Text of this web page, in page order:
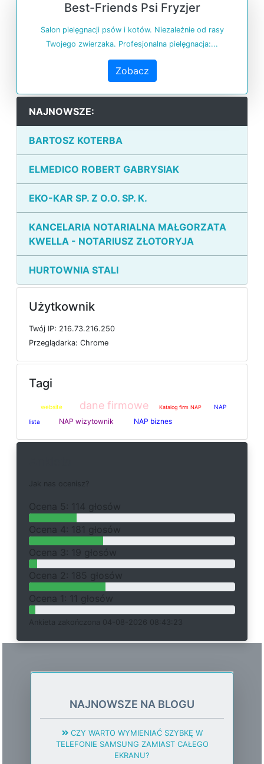
Best-Friends Psi Fryzjer
Salon pielęgnacji psów i kotów. Niezależnie od rasy
Twojego zwierzaka. Profesjonalna pielęgnacja:...
Zobacz
NAJNOWSZE:
BARTOSZ KOTERBA
ELMEDICO ROBERT GABRYSIAK
EKO-KAR SP. Z O.O. SP. K.
KANCELARIA NOTARIALNA MAŁGORZATA
KWELLA - NOTARIUSZ ZŁOTORYJA
HURTOWNIA STALI
Użytkownik
Twój IP: 216.73.216.250
Przeglądarka: Chrome
Tagi
website dane firmowe Katalog firm NAP NAP
lista NAP wizytownik NAP biznes
a a
O
a 5: 114 głosów
O
a 4: 181 głosów
O
a 3: 19 głosów
O
a 2: 185 głosów
O
a 1: 11 głosów
Ankieta a a 04-08-2026 08:43:23
NAJNOWSZE NA BLOGU
CZY WARTO WYMIENIAĆ SZYBKĘ W
TELEFONIE SAMSUNG ZAMIAST CAŁEGO
EKRANU?